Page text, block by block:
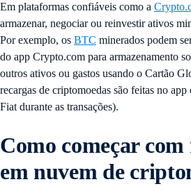
Em plataformas confiáveis ​​como a
armazenar, negociar ou reinvestir ativos
Por exemplo, os BTC minerados podem
do app Crypto.com para armazenamento
outros ativos ou gastos usando o Cartão
recargas de criptomoedas são feitas no
Fiat durante as transações).
Como começar
em nuvem de